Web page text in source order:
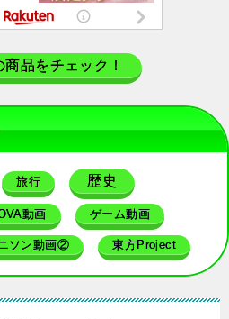
品をチェック！
旅行 歴史
動画 ゲーム動画
ソン動画② 東方Project